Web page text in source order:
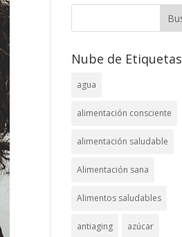
Nube de Etiquetas
agua
alimentación consciente
alimentación saludable
Alimentación sana
Alimentos saludables
antiaging azúcar